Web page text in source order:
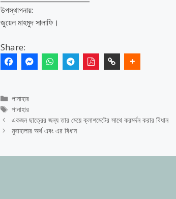
উপস্থাপনায়:
জুয়েল মাহমুদ সালাফি।
Share:
Categories
পানাহার
Tags
পানাহার
একজন ছাত্রের জন্য তার মেয়ে ক্লাশমেটের সাথে করমর্দন করার বিধান
মুবাহালার অর্থ এবং এর বিধান